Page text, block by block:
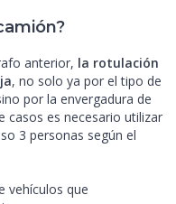
anterior, la rotulación
, no solo ya por el tipo de
por la envergadura de
casos es necesario utilizar
3 personas según el
vehículos que